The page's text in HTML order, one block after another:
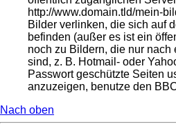
http://www.domain.tld/mein-
Bilder verlinken, die sich auf
befinden (außer es ist ein
noch zu Bildern, die nur
sind, z. B. Hotmail- oder
Passwort geschützte Seiten
anzuzeigen, benutze den
Nach oben